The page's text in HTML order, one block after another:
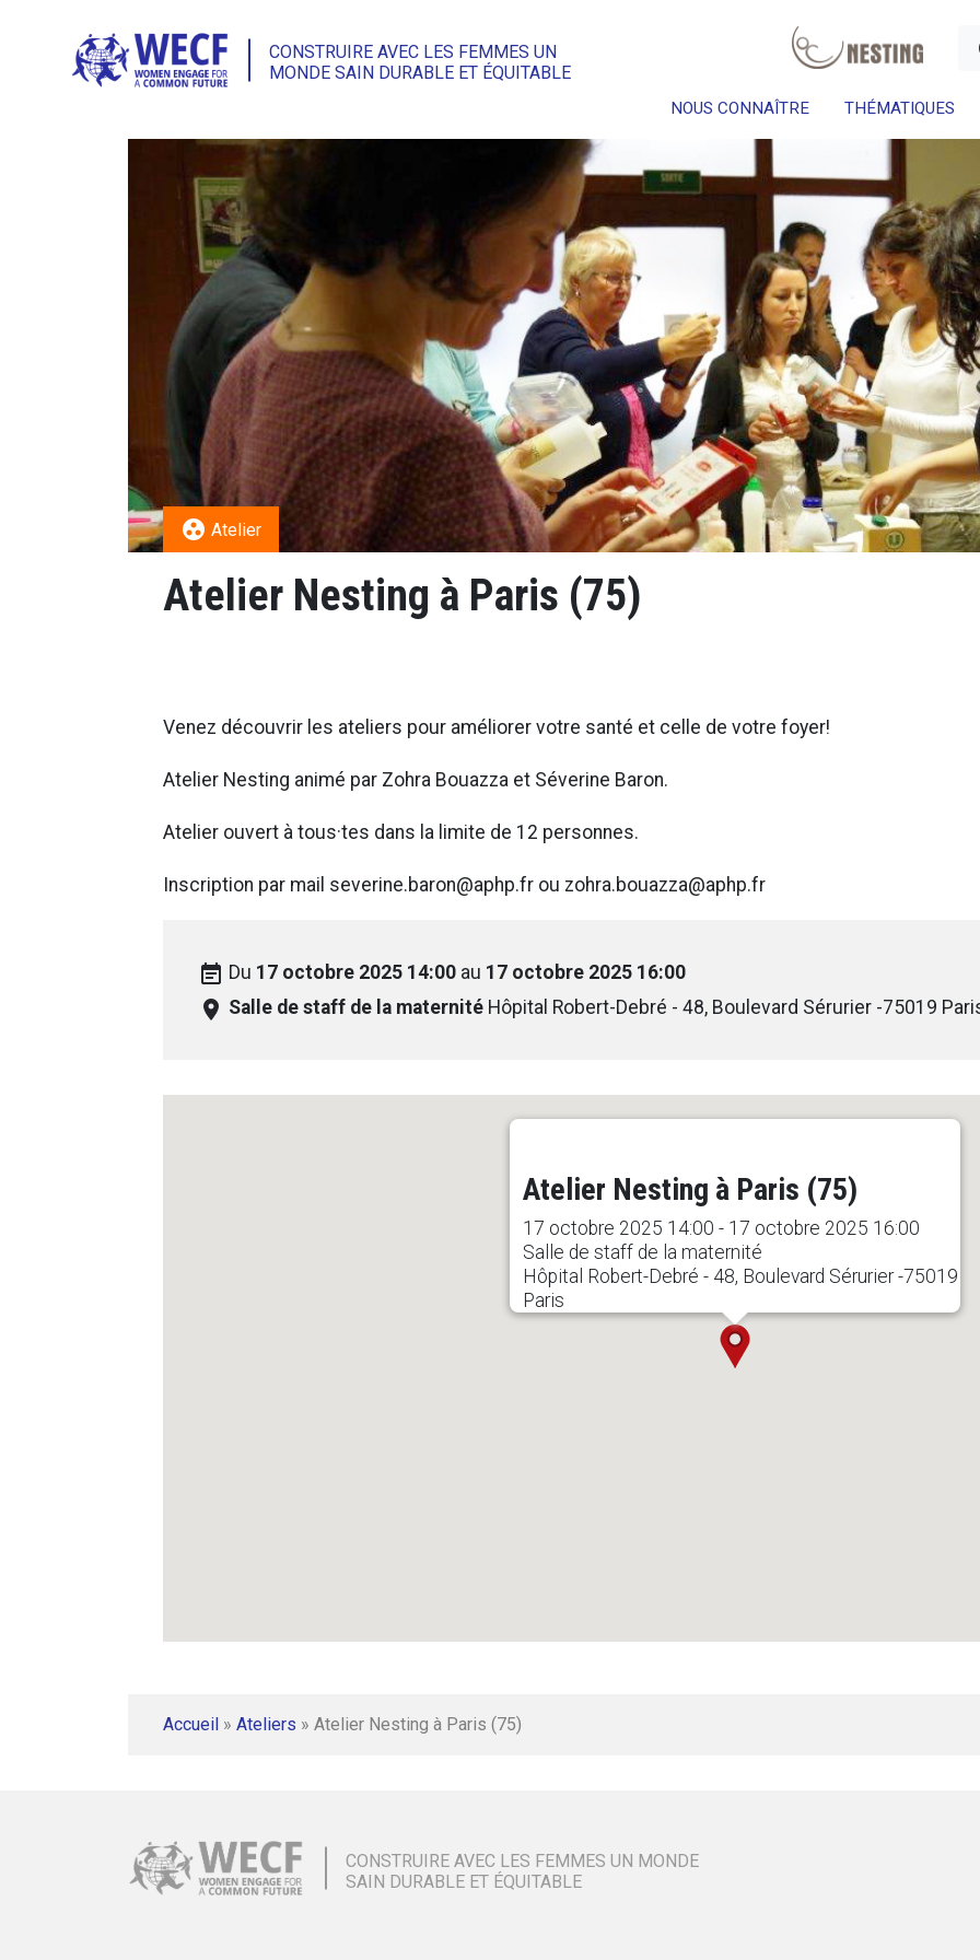
CONSTRUIRE AVEC LES FEMMES UN
MONDE SAIN DURABLE ET ÉQUITABLE
NOUS CONNAÎTRE THÉMATIQUES
group_work Atelier
Atelier Nesting à Paris (75)
Venez découvrir les ateliers pour améliorer votre santé et celle de votre foyer!
Atelier Nesting animé par Zohra Bouazza et Séverine Baron.
Atelier ouvert à tous·tes dans la limite de 12 personnes.
Inscription par mail severine.baron@aphp.fr ou zohra.bouazza@aphp.fr
event_note Du 17 octobre 2025 14:00 au 17 octobre 2025 16:00
room Salle de staff de la maternité Hôpital Robert-Debré - 48, Boulevard Sérurier -75019
Atelier Nesting à Paris (75)
17 octobre 2025 14:00 - 17 octobre 2025 16:00
Salle de staff de la maternité
Hôpital Robert-Debré - 48, Boulevard Sérurier -75019
Paris
Accueil » Ateliers » Atelier Nesting à Paris (75)
CONSTRUIRE AVEC LES FEMMES UN MONDE
SAIN DURABLE ET ÉQUITABLE